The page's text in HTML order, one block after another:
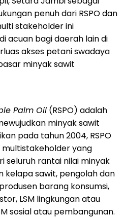
penuh dari RSPO dan
stakeholder ini
acuan bagi daerah lain di
akses petani swadaya
minyak sawit
Palm Oil (RSPO) adalah
minyak sawit
pada tahun 2004, RSPO
yang
seluruh rantai nilai minyak
kelapa sawit, pengolah dan
barang konsumsi,
LSM lingkungan atau
sosial atau pembangunan.